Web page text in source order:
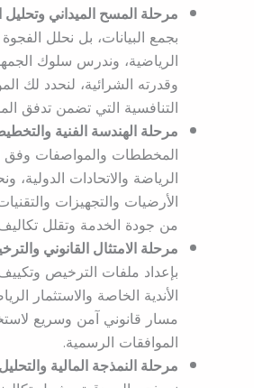
مرحلة المسح الميداني
بجمع البيانات، بل نحلل
الرياضية، وندرس سلوك
وقدرته الشرائية، لنحدد لك
التنافسية التي تضمن تدفق
مرحلة الهندسة الفنية
المخططات والمواصفات وفق
الرياضة والاتحادات الدولية،
الأرضيات والتجهيزات
من جودة الخدمة وتقلل تكاليف
مرحلة الامتثال القانوني
بإعداد ملفات الترخيص
الأندية الخاصة والاستثمار
مسار قانوني آمن وسريع
الموافقات الرسمية.
مرحلة النمذجة المالية